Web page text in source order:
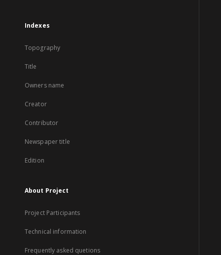
Indexes
Topography
Title
Owners name
Creator
Contributor
Newspaper title
Edition
About Project
Project Participants
Technical information
Frequently asked quetions